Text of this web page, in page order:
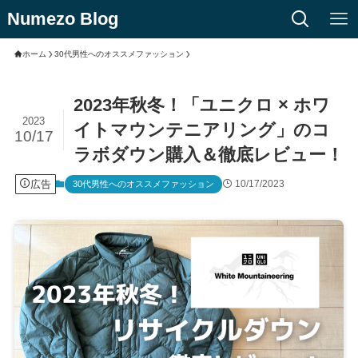
Numezo Blog
ホーム 30代男性へのオススメファッション
2023年秋冬！「ユニクロ × ホワ
イトマウンテニアリング」のコ
ラボダウン購入＆徹底レビュー！
2023
10/17
広告 30代男性へのオススメファッション 10/17/2023